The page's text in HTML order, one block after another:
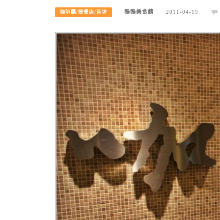
咖啡廳/簡餐店/茶坊 鴨鴨美食館 2011-04-19